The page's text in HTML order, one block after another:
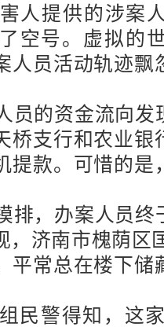
人提供的涉案
空号。虚拟的
人员活动轨迹飘
员的资金流向
桥支行和农业银
提款。可惜的是
排，办案人员
，济南市槐荫区
平常总在楼下储
民警得知，这